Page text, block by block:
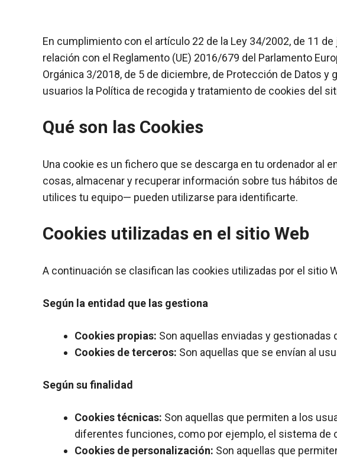
En cumplimiento con el artículo 22 de la Ley 34/2002, de 11
relación con el Reglamento (UE) 2016/679 del Parlamento
Orgánica 3/2018, de 5 de diciembre, de Protección de Datos y
usuarios la Política de recogida y tratamiento de cookies del
Qué son las Cookies
Una cookie es un fichero que se descarga en tu ordenador al
cosas, almacenar y recuperar información sobre tus hábitos
utilices tu equipo— pueden utilizarse para identificarte.
Cookies utilizadas en el sitio Web
A continuación se clasifican las cookies utilizadas por el sitio
Según la entidad que las gestiona
Cookies propias: Son aquellas enviadas y gestionadas
Cookies de terceros: Son aquellas que se envían al
Según su finalidad
Cookies técnicas: Son aquellas que permiten a los
diferentes funciones, como por ejemplo, el sistema de
Cookies de personalización: Son aquellas que